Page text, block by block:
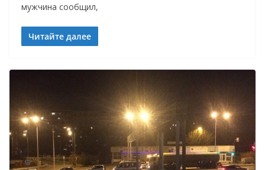
мужчина сообщил,
Читайте далее